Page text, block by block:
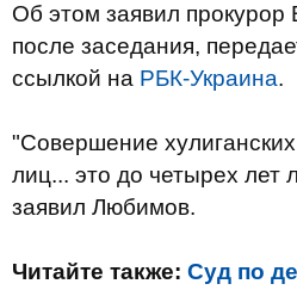
Об этом заявил
после заседания,
ссылкой на РБК-Украина.
"Совершение
лиц... это до четырех лет
заявил Любимов.
Читайте также: Суд по